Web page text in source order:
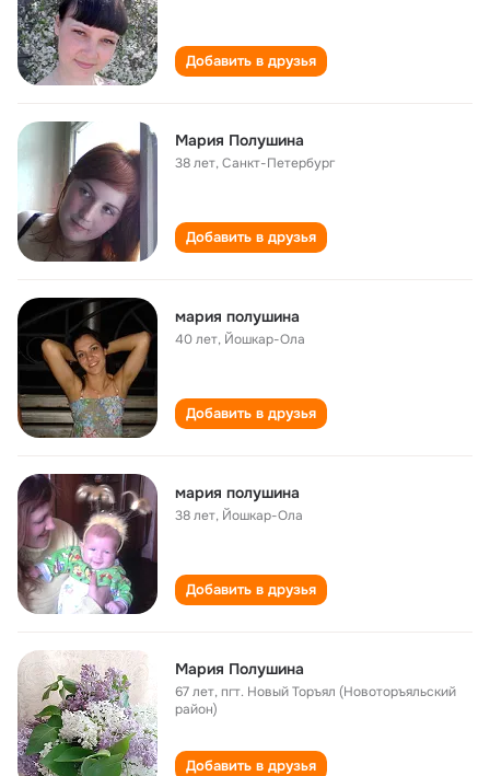
Добавить в друзья
Мария Полушина
38 лет,Санкт-Петербург
Добавить в друзья
мария полушина
40 лет, Йошкар-Ола
Добавить в друзья
мария полушина
38 лет, Йошкар-Ола
Добавить в друзья
Мария Полушина
67 лет,пгт. Новый Торъял (Новоторъяльский
район)
Добавить в друзья